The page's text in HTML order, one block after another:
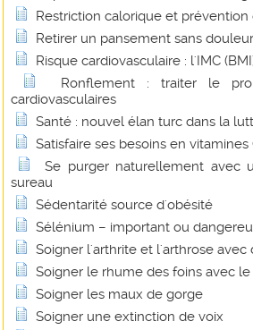
Restriction calorique et
Retirer un pansement sans douleur
Risque cardiovasculaire : l'IMC
Ronflement : traiter le
cardiovasculaires
Santé : nouvel élan turc dans la
Satisfaire ses besoins en vitamines
Se purger naturellement avec
sureau
Sédentarité source d'obésité
Sélénium – important ou
Soigner l'arthrite et l'arthrose avec
Soigner le rhume des foins avec le
Soigner les maux de gorge
Soigner une extinction de voix